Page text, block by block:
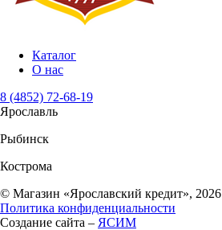
Каталог
О нас
8 (4852) 72-68-19
Ярославль
Рыбинск
Кострома
© Магазин «Ярославский кредит», 2026
Политика конфиденциальности
Создание сайта – ЯСИМ